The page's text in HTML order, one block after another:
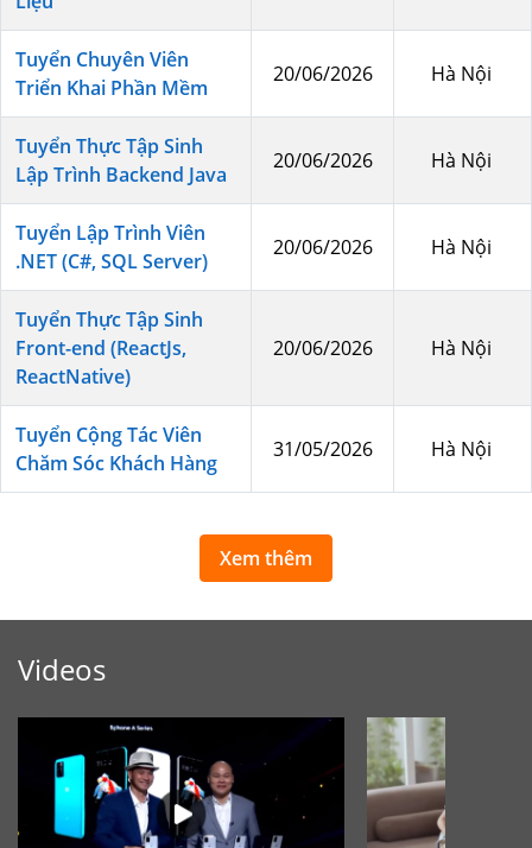
Tuyển Chuyên Viên
Triển Khai Phần Mềm
20/06/2026 Hà Nội
Tuyển Thực Tập Sinh
Lập Trình Backend Java
20/06/2026 Hà Nội
Tuyển Lập Trình Viên
.NET (C#, SQL Server)
20/06/2026 Hà Nội
Tuyển Thực Tập Sinh
Front-end (ReactJs,
ReactNative)
20/06/2026 Hà Nội
Tuyển Cộng Tác Viên
Chăm Sóc Khách Hàng
31/05/2026 Hà Nội
Xem thêm
Videos